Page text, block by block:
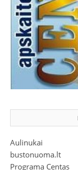
Aulinukai
bustonuoma.lt
Programa Centas